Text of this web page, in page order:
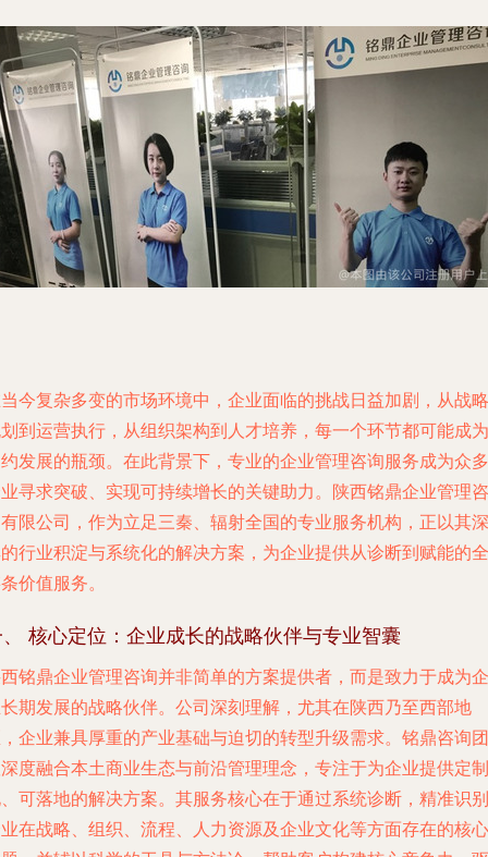
今复杂多变的市场环境中，企业面临的挑战日益加剧，从战略
到运营执行，从组织架构到人才培养，每一个环节都可能成为
发展的瓶颈。在此背景下，专业的企业管理咨询服务成为众多
寻求突破、实现可持续增长的关键助力。陕西铭鼎企业管理咨
限公司，作为立足三秦、辐射全国的专业服务机构，正以其深
行业积淀与系统化的解决方案，为企业提供从诊断到赋能的全
价值服务。
核心定位：企业成长的战略伙伴与专业智囊
铭鼎企业管理咨询并非简单的方案提供者，而是致力于成为企
期发展的战略伙伴。公司深刻理解，尤其在陕西乃至西部地
企业兼具厚重的产业基础与迫切的转型升级需求。铭鼎咨询团
度融合本土商业生态与前沿管理理念，专注于为企业提供定制
可落地的解决方案。其服务核心在于通过系统诊断，精准识别
在战略、组织、流程、人力资源及企业文化等方面存在的核心